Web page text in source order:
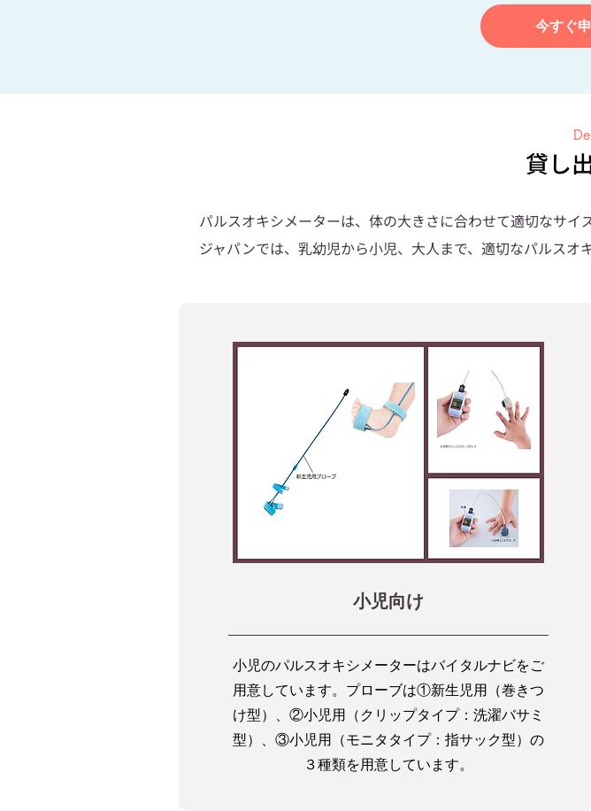
今すぐ
貸し
パルスオキシメーターは、体の大きさに合わせて適切なサイ
ジャパンでは、乳幼児から小児、大人まで、適切なパルスオ
小児向け
小児のパルスオキシメーターはバイタルナビをご
用意しています。プローブは①新生児用（巻きつ
け型）、②小児用（クリップタイプ：洗濯バサミ
型）、③小児用（モニタタイプ：指サック型）の
３種類を用意しています。